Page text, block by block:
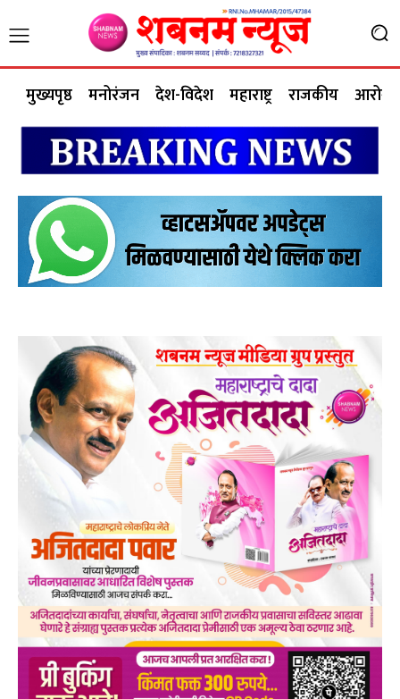
मुख्यपृष्ठ मनोरंजन देश-विदेश महाराष्ट्र राजकीय आरोग्य